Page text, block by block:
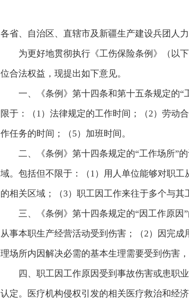
各省、自治区、直辖市及新疆生产建设兵团人
为更好地贯彻执行《工伤保险条例》（以
位合法权益，现提出如下意见。
一、《条例》第十四条和第十五条规定的
限于：（1）法律规定的工作时间；（2）劳动
作任务的时间；（5）加班时间。
二、《条例》第十四条规定的“工作场所”
域。包括但不限于：（1）用人单位能够对职
的相关区域；（3）职工因工作来往于多个与其
三、《条例》第十四条规定的“因工作原
从事本职生产经营活动受到伤害；（2）因完
理场所内因解决必需的基本生理需要受到伤害
四、职工因工作原因受到事故伤害或患职
认定。医疗机构侵权引发的相关医疗救治和经